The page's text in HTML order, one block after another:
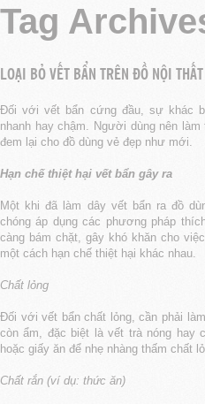
Tag
LOẠI BỎ VẾT BẨN TRÊN ĐỒ NỘI
Đối với vết bẩn cứng đầu, sự khác
nhanh hay chậm. Người dùng nên
đem lại cho đồ dùng vẻ đẹp như mới.
Hạn chế thiệt hại vết bẩn gây ra
Một khi đã làm dây vết bẩn ra đồ
chóng áp dụng các phương pháp
càng bám chặt, gây khó khăn cho
một cách hạn chế thiệt hại khác nhau.
Chất lỏng
Đối với vết bẩn chất lỏng, cần phải
còn ẩm, đặc biệt là vết trà nóng hay
hoặc giấy ăn để nhẹ nhàng thấm chất
Chất rắn (ví dụ: thức ăn)